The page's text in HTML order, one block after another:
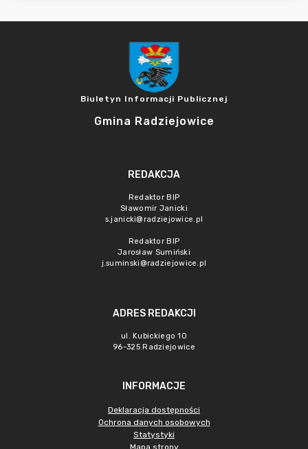
Biuletyn Informacji Publicznej
Gmina Radziejowice
REDAKCJA
Redaktor BIP
Sławomir Janicki
s.janicki@radziejowice.pl
Redaktor BIP
Jarosław Sumiński
j.suminski@radziejowice.pl
ADRES REDAKCJI
ul. Kubickiego 10
96-325 Radziejowice
INFORMACJE
Deklaracja dostępności
Ochrona danych osobowych
Statystyki
Mapa strony